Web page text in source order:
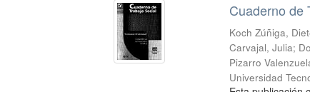
Cuaderno de
Koch Zúñiga,
Carvajal, Julia;
Pizarro
Universidad